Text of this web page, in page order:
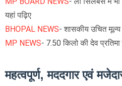
यहां पढ़िए
BHOPAL NEWS- शासकीय उचित
MP NEWS- 7.50 किलो की देव प्रतिमा
महत्वपूर्ण, मददगार एवं